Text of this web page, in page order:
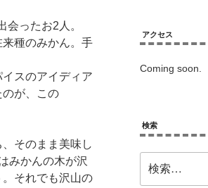
ったお2人。
種のみかん。手
スのアイディア
が、この
そのまま美味し
みかんの木が沢
それでも沢山の
アクセス
Coming soon.
検索
索: